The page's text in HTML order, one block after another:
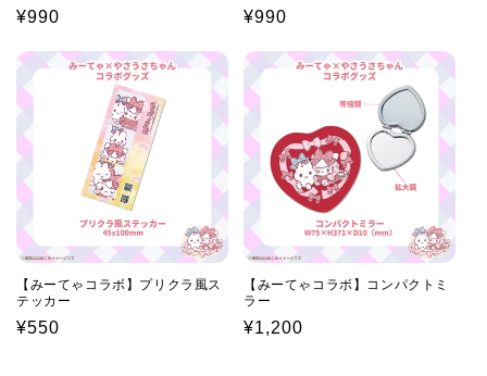
通
格
¥990
通
格
¥990
【みーてゃコラボ】プリクラ風ス
テッカー
通
¥550
【みーてゃコラボ】コンパクトミ
ラー
通
¥1,200